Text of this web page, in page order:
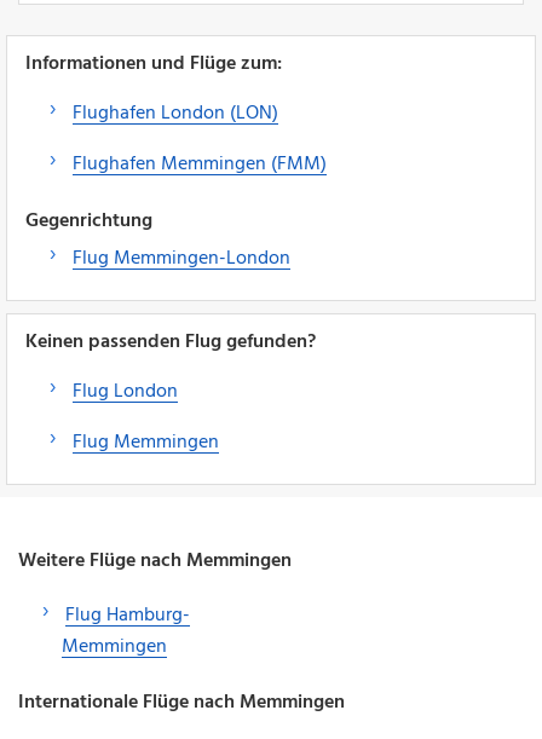
Informationen und Flüge zum:
Flughafen London (LON)
Flughafen Memmingen (FMM)
Gegenrichtung
Flug Memmingen-London
Keinen passenden Flug gefunden?
Flug London
Flug Memmingen
Weitere Flüge nach Memmingen
Flug Hamburg-
Memmingen
Internationale Flüge nach Memmingen